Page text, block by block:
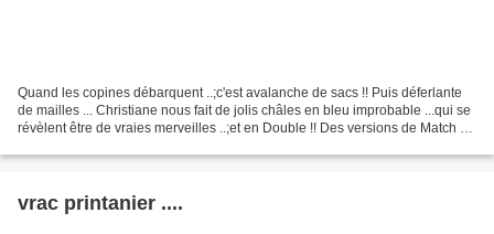
Quand les copines débarquent ..;c'est avalanche de sacs !! Puis déferlante
de mailles ... Christiane nous fait de jolis châles en bleu improbable ...qui se
révèlent être de vraies merveilles ..;et en Double !! Des versions de Match &
vrac printanier ....